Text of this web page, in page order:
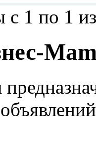
с 1 по 1